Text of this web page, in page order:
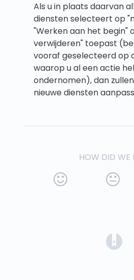
Als u in plaats daarvan
diensten selecteert op
"Werken aan het begin"
verwijderen" toepast
vooraf geselecteerd op
waarop u al een actie
ondernomen), dan
nieuwe diensten
HOW DID WE